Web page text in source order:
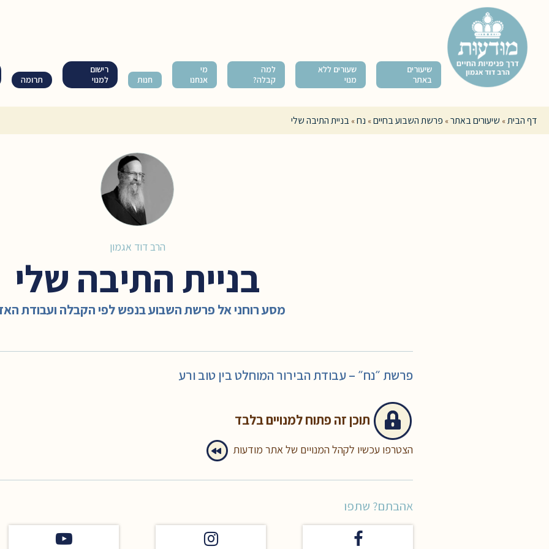
שיעורים
באתר
שעורים ללא
מנוי
למה
קבלה?
מי
אנחנו
חנות
רישום
למנוי
תרומה
דף הבית» שיעורים באתר» פרשת השבוע בחיים» נח» בניית התיבה שלי
הרב דוד אגמון
בניית התיבה שלי
מסע רוחני אל פרשת השבוע בנפש לפי הקבלה ועבודת
פרשת ״נח״ – עבודת הבירור המוחלט בין טוב ורע
תוכן זה פתוח למנויים בלבד
הצטרפו עכשיו לקהל המנויים של אתר מודעות
אהבתם? שתפו